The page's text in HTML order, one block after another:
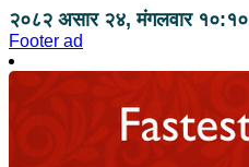
२०८२ असार २४, मंगलवार १०:१०
Footer ad